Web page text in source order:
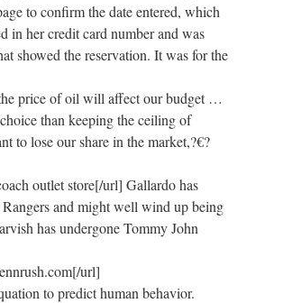
to confirm the date entered, which
in her credit card number and was
showed the reservation. It was for the
price of oil will affect our budget …
than keeping the ceiling of
to lose our share in the market,?€?
outlet store[/url] Gallardo has
and might well wind up being
has undergone Tommy John
url]
to predict human behavior.